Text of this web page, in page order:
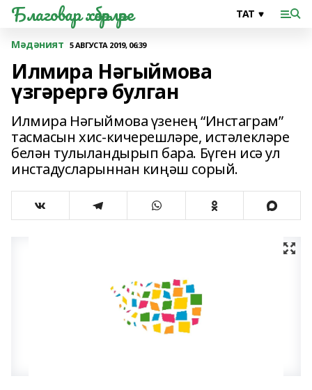
Благовар хәбәрләре
Мәдәният 5 АВГУСТА 2019, 06:39
Илмира Нәгыймова
үзгәрергә булган
Илмира Нәгыймова үзенең “Инстаграм”
тасмасын хис-кичерешләре, истәлекләре
белән тулыландырып бара. Бүген исә ул
инстадусларыннан киңәш сорый.